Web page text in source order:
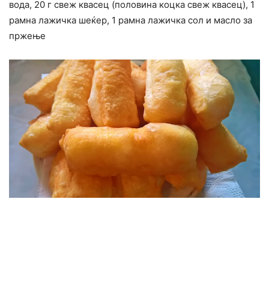
вода, 20 г свеж квасец (половина коцка свеж квасец), 1
рамна лажичка шеќер, 1 рамна лажичка сол и масло за
пржење